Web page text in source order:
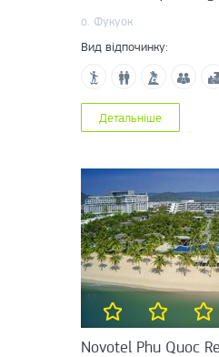
о. Фукуок
Вид відпочинку:
Детальніше
Novotel Phu Quoc